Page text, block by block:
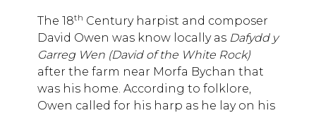
The 18th Century harpist and composer
David Owen was know locally as Dafydd y
Garreg Wen (David of the White Rock)
after the farm near Morfa Bychan that
was his home. According to folklore,
Owen called for his harp as he lay on his